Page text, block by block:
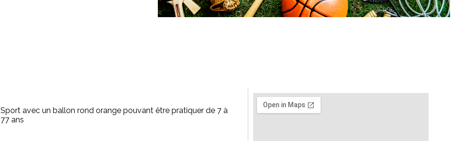
Sport avec un ballon rond orange pouvant être pratiquer de 7 à
77 ans